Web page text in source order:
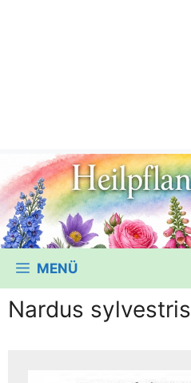
MENÜ
Nardus sylvestris